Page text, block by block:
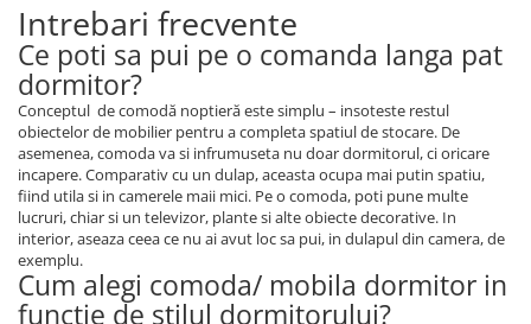
Intrebari frecvente
Ce poti sa pui pe o comanda langa pat
dormitor?
Conceptul de comodă noptieră este simplu – insoteste restul
obiectelor de mobilier pentru a completa spatiul de stocare. De
asemenea, comoda va si infrumuseta nu doar dormitorul, ci oricare
incapere. Comparativ cu un dulap, aceasta ocupa mai putin spatiu,
fiind utila si in camerele maii mici. Pe o comoda, poti pune multe
lucruri, chiar si un televizor, plante si alte obiecte decorative. In
interior, aseaza ceea ce nu ai avut loc sa pui, in dulapul din camera, de
exemplu.
Cum alegi comoda/ mobila dormitor in
functie de stilul dormitorului?